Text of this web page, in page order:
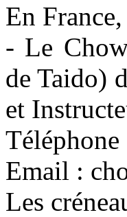
En
- Le
de Taido)
et
Email :
Les